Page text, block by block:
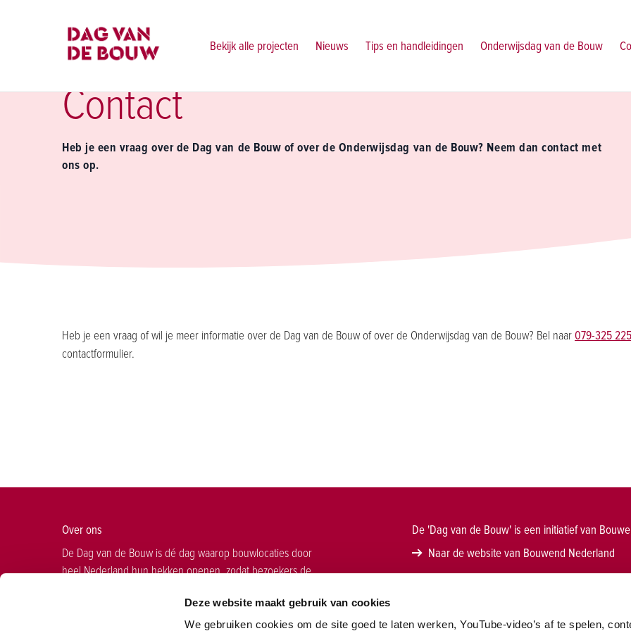
Deze website maakt gebruik van cookies
We gebruiken cookies om de site goed te laten werken, YouTube-video’s af te spelen,
Bekijk alle projecten Nieuws Tips en handleidingen Onderwijsdag van de Bouw
Home Contact
Contact
Heb je een vraag over de Dag van de Bouw of over de Onderwijsdag van de Bouw? Neem dan contact met
ons op.
Heb je een vraag of wil je meer informatie over de Dag van de Bouw of over de Onderwijsdag van de Bouw? Bel naar079-325
contactformulier.
Over ons
De Dag van de Bouw is dé dag waarop bouwlocaties door
heel Nederland hun hekken openen, zodat bezoekers de
en infra kunnen ontdekken. In 2027 vindt de twintigste
editie plaats op zaterdag 19 juni.
De 'Dag van de Bouw' is een initiatief van
Naar de website van Bouwend Nederland